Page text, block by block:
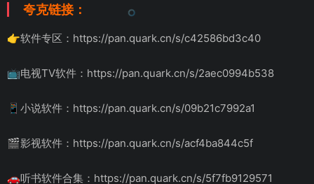
夸克链接：
👉软件专区：https://pan.quark.cn/s/c42586bd3c40
📺电视TV软件：https://pan.quark.cn/s/2aec0994b538
📱小说软件：https://pan.quark.cn/s/09b21c7992a1
🎬影视软件：https://pan.quark.cn/s/acf4ba844c5f
🚗听书软件合集：https://pan.quark.cn/s/5f7fb9129571